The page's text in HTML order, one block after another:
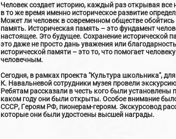
Человек создает историю, каждый раз открывая
в то же время именно историческое развитие
Может ли человек в современном обществе
память. Историческая память – это фундамент
настоящее. Это будущее. Сохранение исторической
это даже не просто дань уважения или
исторической памяти – это то, что помогает
человечным.
Сегодня, в рамках проекта "Культура школьника",
К. Навальневой сотрудники музея провели
Ребятам рассказали в честь кого были установлены
каком году они были открыты. Особое внимание
СССР, Героям РФ, пионерам-героям. Экскурсовод
которые они были удостоены высшей награды.